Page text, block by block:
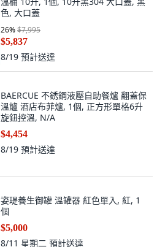
色, 大口蓋
26%$7,995
$5,837
8/19 預計送達
BAERCUE 不銹鋼液壓自助餐爐 翻蓋保
溫爐 酒店布菲爐, 1個, 正方形單格6升
旋鈕控溫, N/A
$4,454
8/19 預計送達
姿瑅養生御罐 溫罐器 紅色單入, 紅, 1
個
$5,000
8/11 星期二 預計送達